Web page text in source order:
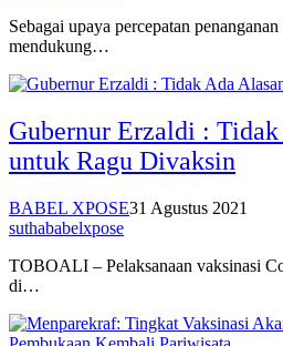
Sebagai upaya percepatan
mendukung…
Gubernur Erzaldi :
untuk Ragu Divaksin
BABEL XPOSE31 Agustus 2021
suthababelxpose
TOBOALI – Pelaksanaan vaksinasi
di…